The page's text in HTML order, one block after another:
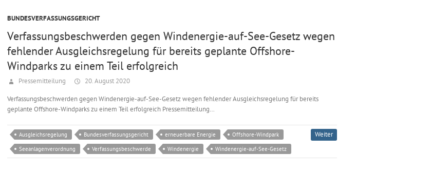
BUNDESVERFASSUNGSGERICHT
Verfassungsbeschwerden gegen Windenergie-auf-See-Gesetz wegen
fehlender Ausgleichsregelung für bereits geplante Offshore-
Windparks zu einem Teil erfolgreich
Pressemitteilung 20. August 2020
Verfassungsbeschwerden gegen Windenergie-auf-See-Gesetz wegen fehlender Ausgleichsregelung für bereits
geplante Offshore-Windparks zu einem Teil erfolgreich Pressemitteilung…
Ausgleichsregelung Bundesverfassungsgericht erneuerbare Energie
Offshore-Windpark
Seeanlagenverordnung
Verfassungsbeschwerde Windenergie Windenergie-auf-See-Gesetz
Weiter